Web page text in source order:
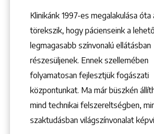
+36 1 222 7250
+36 1 222
1148 Budapest, Örs vezér tere 2.
Klinikánk 1997-­es megalakulása óta
törekszik, hogy pácienseink a
legmagasabb színvonalú ellátásban
részesüljenek. Ennek szellemében
folyamatosan fejlesztjük fogászati
központunkat. Ma már büszkén
mind technikai felszereltségben,
szaktudásban világszínvonalat